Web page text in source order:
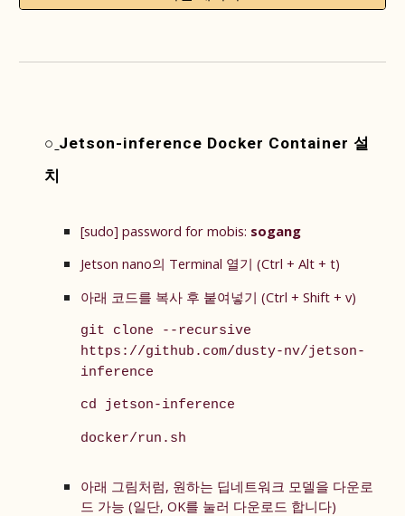
○ Jetson-inference Docker Container 설
치
[sudo] password for mobis: sogang
Jetson nano의 Terminal 열기 (Ctrl + Alt + t)
아래 코드를 복사 후 붙여넣기 (Ctrl + Shift + v)
git clone --recursive
https://github.com/dusty-nv/jetson-
inference
cd jetson-inference
docker/run.sh
아래 그림처럼, 원하는 딥네트워크 모델을 다운로
드 가능 (일단,OK를 눌러 다운로드 합니다)